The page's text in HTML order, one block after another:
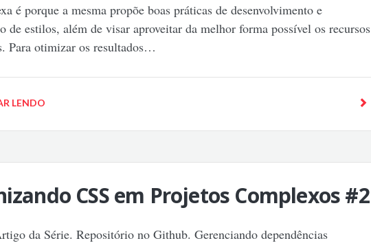
é porque a mesma propõe boas práticas de desenvolvimento e
de estilos, além de visar aproveitar da melhor forma possível os recursos
Para otimizar os resultados…
LENDO
CSS em Projetos Complexos #2
da Série. Repositório no Github. Gerenciando dependências